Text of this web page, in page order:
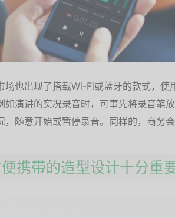
场也出现了搭载Wi-Fi或蓝牙的款式，
如演讲的实况录音时，可事先将录音笔
，随意开始或暂停录音。同样的，商务
携带的造型设计十分重